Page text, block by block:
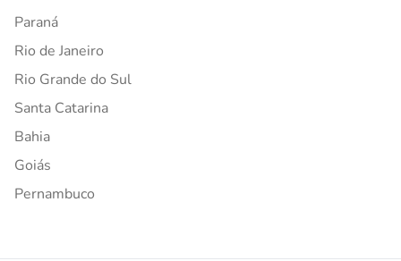
Paraná
Rio de Janeiro
Rio Grande do Sul
Santa Catarina
Bahia
Goiás
Pernambuco